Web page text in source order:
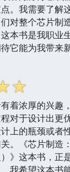
。我需要了解
对整个芯片制
本书是我职业
它能为我带来
☆
着浓厚的兴趣
对于设计出更
上的瓶颈或者
。《芯片制造
》这本书，正
我希望这本书